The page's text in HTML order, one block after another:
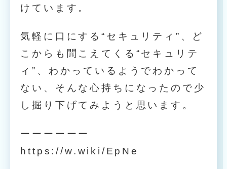
けています。
気軽に口にする“セキュリティ”、ど
こからも聞こえてくる“セキュリテ
ィ”、わかっているようでわかって
ない、そんな心持ちになったので少
し掘り下げてみようと思います。
ーーーーーー
https://w.wiki/EpNe